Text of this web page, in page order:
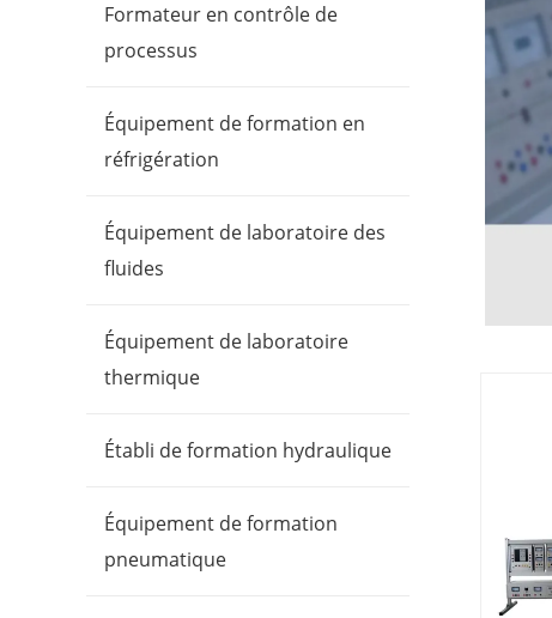
Formateur en contrôle de
processus
Équipement de formation en
réfrigération
Équipement de laboratoire des
fluides
Équipement de laboratoire
thermique
Établi de formation hydraulique
Équipement de formation
pneumatique